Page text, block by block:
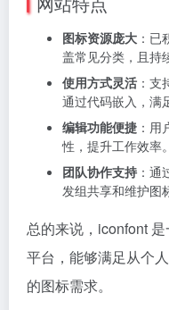
图标资源庞大 ：
盖常见分类，且持
使用方式灵活 ：
通过代码嵌入，满
编辑功能便捷 ：
性，提升工作效率。
团队协作支持 ：
发组共享和维护图
总的来说，iconfont
平台，能够满足从个
的图标需求。